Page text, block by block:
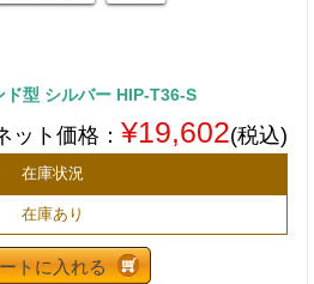
型 シルバー HIP-T36-S
ット価格： ¥19,602(税込)
在庫状況
在庫あり
トに入れる